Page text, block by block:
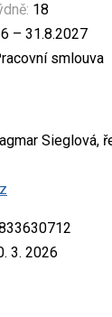
18
– 31.8.2027
smlouva
Sieglová,
3. 2026